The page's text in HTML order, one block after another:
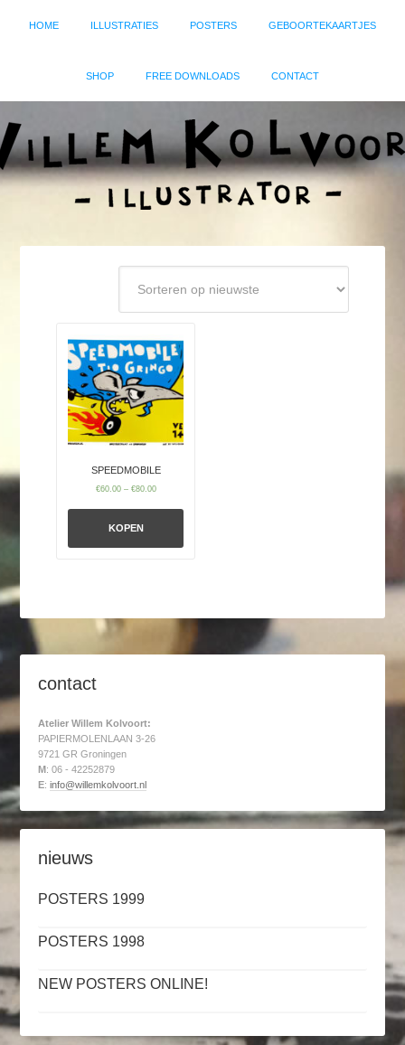
HOME ILLUSTRATIES POSTERS GEBOORTEKAARTJES
SHOP FREE DOWNLOADS CONTACT
SPEEDMOBILE
€60.00– €80.00
KOPEN
contact
Atelier Willem Kolvoort:
PAPIERMOLENLAAN 3-26
9721 GR Groningen
M : 06 - 42252879
E:info@willemkolvoort.nl
nieuws
POSTERS 1999
POSTERS 1998
NEW POSTERS ONLINE!